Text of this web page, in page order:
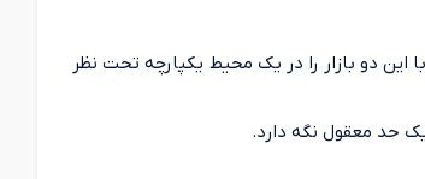
این دو بازار را در یک محیط یکپارچه تحت نظر
حد معقول نگه دارد.